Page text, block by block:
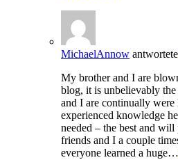
MichaelAnnow antwortete
My brother and I are
blog, it is unbelievably
and I are continually
experienced knowledge
needed – the best and
friends and I a couple
everyone learned a huge…